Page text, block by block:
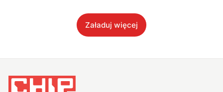
Załaduj więcej